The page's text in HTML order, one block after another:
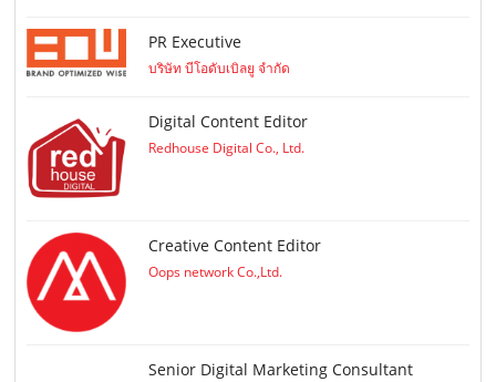
PR Executive
บริษัท บีโอดับเบิลยู จำกัด
Digital Content Editor
Redhouse Digital Co., Ltd.
Creative Content Editor
Oops network Co.,Ltd.
Senior Digital Marketing Consultant